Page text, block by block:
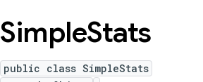
SimpleStats
public class SimpleStats